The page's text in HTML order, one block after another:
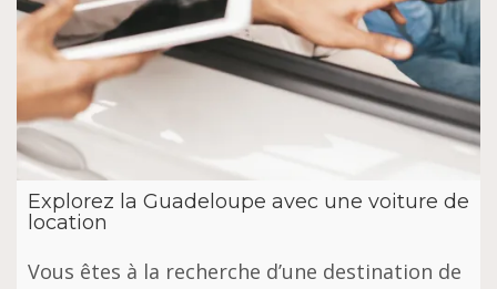
Explorez la Guadeloupe avec une voiture de
location
Vous êtes à la recherche d’une destination de